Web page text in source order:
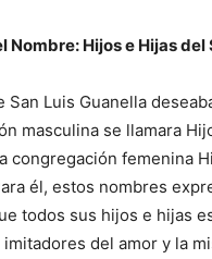
Nombre: Hijos e Hijas
San Luis Guanella
masculina se llamara
congregación femenina
él, estos nombres
todos sus hijos e hijas
del amor y la